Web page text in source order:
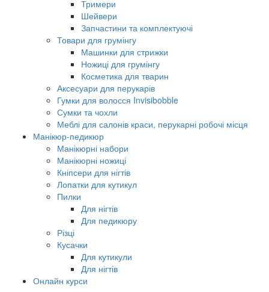
Тримери
Шейвери
Запчастини та комплектуючі
Товари для грумінгу
Машинки для стрижки
Ножиці для грумінгу
Косметика для тварин
Аксесуари для перукарів
Гумки для волосся Invisibobble
Сумки та чохли
Меблі для салонів краси, перукарні робочі місця
Манікюр-педикюр
Манікюрні набори
Манікюрні ножиці
Кніпсери для нігтів
Лопатки для кутикул
Пилки
Для нігтів
Для педикюру
Різці
Кусачки
Для кутикули
Для нігтів
Онлайн курси